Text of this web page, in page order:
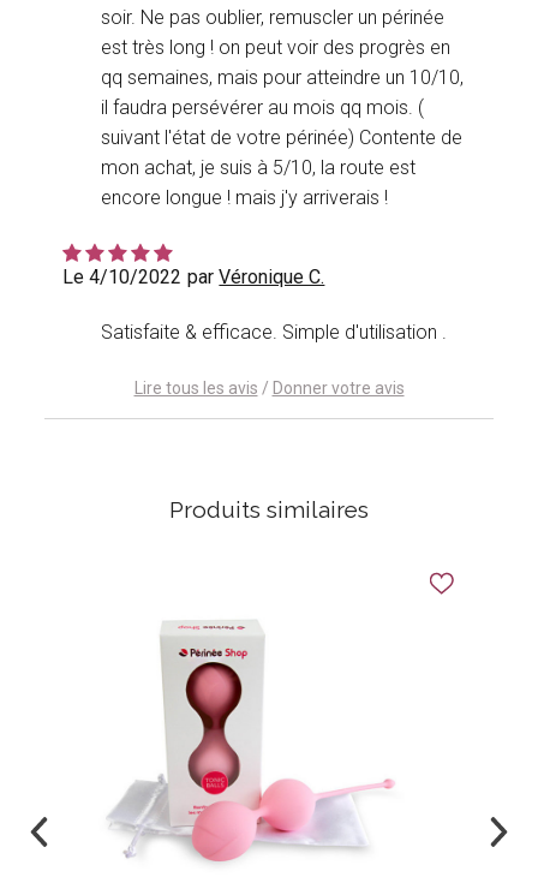
soir. Ne pas oublier, remuscler un périnée
est très long ! on peut voir des progrès en
qq semaines, mais pour atteindre un 10/10,
il faudra persévérer au mois qq mois. (
suivant l'état de votre périnée) Contente de
mon achat, je suis à 5/10, la route est
encore longue ! mais j'y arriverais !
Le 4/10/2022 parVéronique C.
Satisfaite & efficace. Simple d'utilisation .
Lire tous les avis / Donner votre avis
Produits similaires